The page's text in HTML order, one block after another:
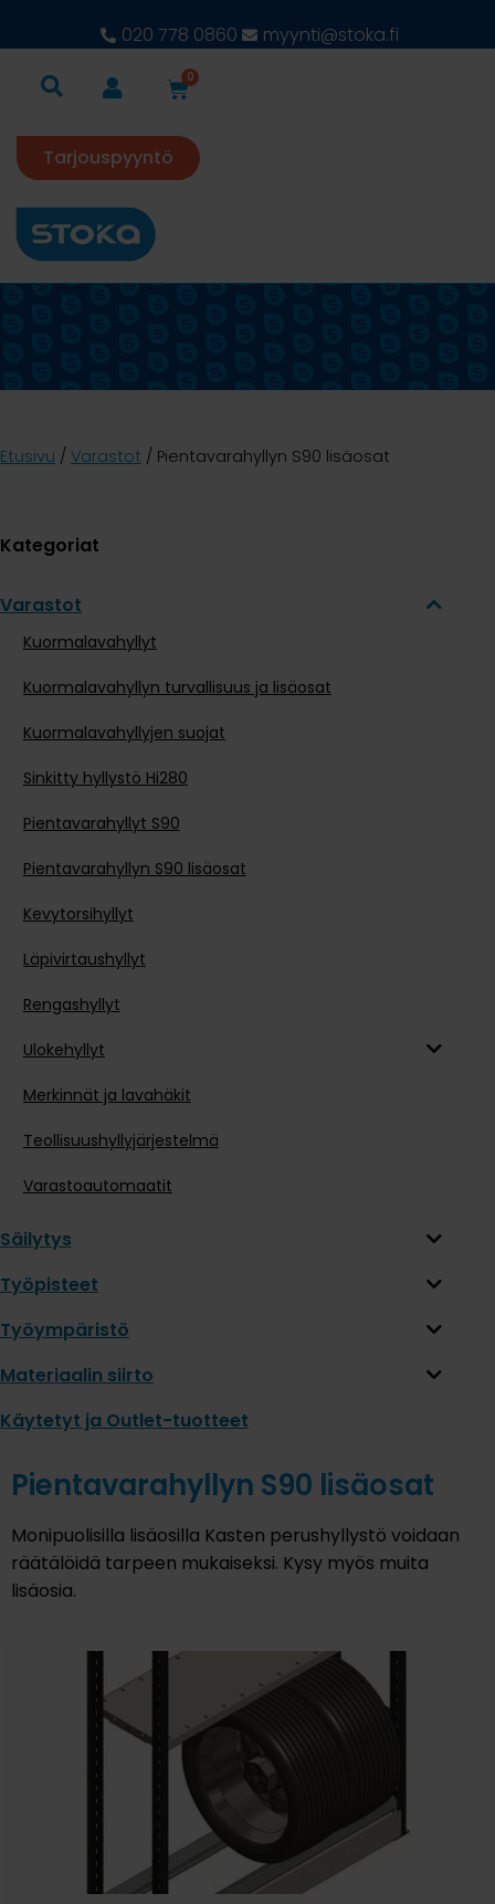
020 778 0860 myynti@stoka.fi
0
Tarjouspyyntö
Etusivu / Varastot / Pientavarahyllyn S90 lisäosat
Kategoriat
Varastot
Kuormalavahyllyt
Kuormalavahyllyn turvallisuus ja lisäosat
Kuormalavahyllyjen suojat
Sinkitty hyllystö Hi280
Pientavarahyllyt S90
Pientavarahyllyn S90 lisäosat
Kevytorsihyllyt
Läpivirtaushyllyt
Rengashyllyt
Ulokehyllyt
Merkinnät ja lavahäkit
Teollisuushyllyjärjestelmä
Varastoautomaatit
Säilytys
Työpisteet
Työympäristö
Materiaalin siirto
Käytetyt ja Outlet-tuotteet
Pientavarahyllyn S90 lisäosat
Monipuolisilla lisäosilla Kasten perushyllystö voidaan
räätälöidä tarpeen mukaiseksi. Kysy myös muita
lisäosia.